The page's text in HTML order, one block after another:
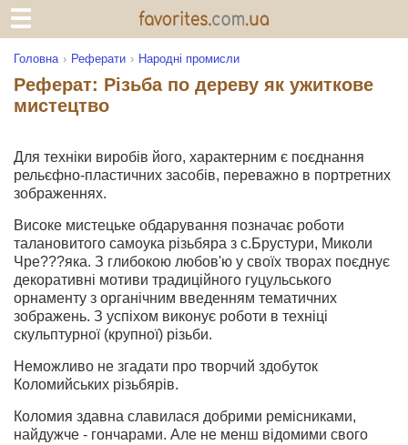
Головна Реферати Народні промисли
Реферат: Різьба по дереву як ужиткове
мистецтво
Для техніки виробів його, характерним є поєднання
рельєфно-пластичних засобів, переважно в портретних
зображеннях.
Високе мистецьке обдарування позначає роботи
талановитого самоука різьбяра з с.Брустури, Миколи
Чре???яка. З глибокою любов'ю у своїх творах поєднує
декоративні мотиви традиційного гуцульського
орнаменту з органічним введенням тематичних
зображень. З успіхом виконує роботи в техніці
скульптурної (крупної) різьби.
Неможливо не згадати про творчий здобуток
Коломийських різьбярів.
Коломия здавна славилася добрими ремісниками,
найдужче - гончарами. Але не менш відомими свого